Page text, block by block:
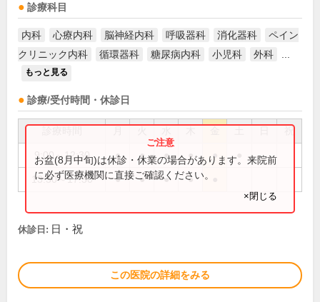
診療科目
内科 心療内科 脳神経内科 呼吸器科 消化器科
ペイン
クリニック内科
循環器科 糖尿病内科 小児科 外科
もっと見る
診療/受付時間・休診日
祝
9:00～12:30 ● ● ● ● ●
13:30～17:30 ● ● ● ●
お盆(8月中旬)は休診・休業の場合があります。来院前
に必ず医療機関に直接ご確認ください。
×閉じる
休診日: 日・祝
この医院の詳細をみる